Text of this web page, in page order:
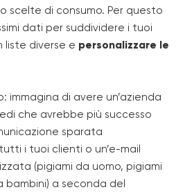
scelte di consumo. Per questo
dati per suddividere i tuoi
liste diverse e personalizzare le
immagina di avere un’azienda
che avrebbe più successo
sparata
i tuoi clienti o un’e-mail
(pigiami da uomo, pigiami
bambini) a seconda del